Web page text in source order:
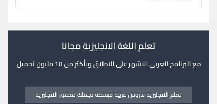
تعلم اللغة الانجليزية مجانا
مع البرنامج العربي الاشهر على الاطلاق وبأكثر من 10 مليون تحميل
تعلم الانجليزية بدروس عربية مبسطة تجعلك تعشق الانجليزية